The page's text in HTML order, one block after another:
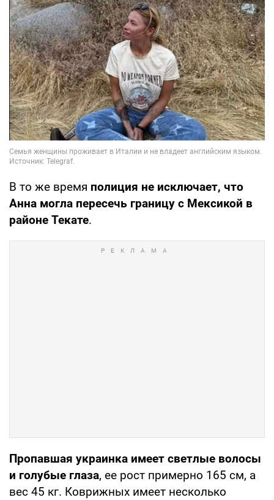
В то же время полиция не исключает, что
Анна могла пересечь границу с Мексикой в
районе Текате.
Пропавшая украинка имеет светлые волосы
и голубые глаза, ее рост примерно 165 см, а
вес 45 кг. Коврижных имеет несколько